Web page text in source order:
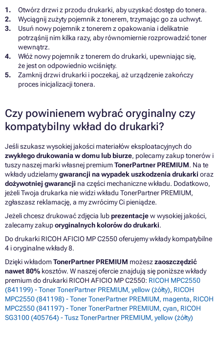
Otwórz drzwi z przodu drukarki, aby uzyskać dostęp do tonera.
Wyciągnij zużyty pojemnik z tonerem, trzymając go za uchwyt.
Usuń nowy pojemnik z tonerem z opakowania i delikatnie
potrząśnij nim kilka razy, aby równomiernie rozprowadzić toner
wewnątrz.
Włóż nowy pojemnik z tonerem do drukarki, upewniając się,
że jest on odpowiednio wciśnięty.
Zamknij drzwi drukarki i poczekaj, aż urządzenie zakończy
proces inicjalizacji tonera.
Czy powinienem wybrać oryginalny czy
kompatybilny wkład do drukarki?
Jeśli szukasz wysokiej jakości materiałów eksploatacyjnych do
zwykłego drukowania w domu lub biurze, polecamy zakup tonerów i
tuszy naszej marki własnej premiumTonerPartner PREMIUM. Na te
wkłady udzielamygwarancji na wypadek uszkodzenia drukarki oraz
dożywotniej gwarancji na części mechaniczne wkładu. Dodatkowo,
jeżeli Twoja drukarka nie widzi wkładu TonerPartner PREMIUM,
zgłaszasz reklamację, a my zwrócimy Ci pieniądze.
Jeżeli chcesz drukować zdjęcia lubprezentacjew wysokiej jakości,
zalecamy zakuporyginalnych kolorów do drukarki.
Do drukarki RICOH AFICIO MP C2550 oferujemy wkłady kompatybilne
4 i oryginalne wkłady 8.
Dzięki wkładomTonerPartner PREMIUM możeszzaoszczędzić
nawet 80% kosztów. W naszej ofercie znajdują się poniższe wkłady
premium do drukarki RICOH AFICIO MP C2550: RICOH MPC2550
(841199) - Toner TonerPartner PREMIUM, yellow (żółty), RICOH
MPC2550 (841198) - Toner TonerPartner PREMIUM, magenta, RICOH
MPC2550 (841197) - Toner TonerPartner PREMIUM, cyan, RICOH
SG3100 (405764) - Tusz TonerPartner PREMIUM, yellow (żółty)